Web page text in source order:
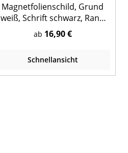
Magnetfolienschild, Grund
weiß, Schrift schwarz, Rand
rot
ab 16,90 €
Schnellansicht